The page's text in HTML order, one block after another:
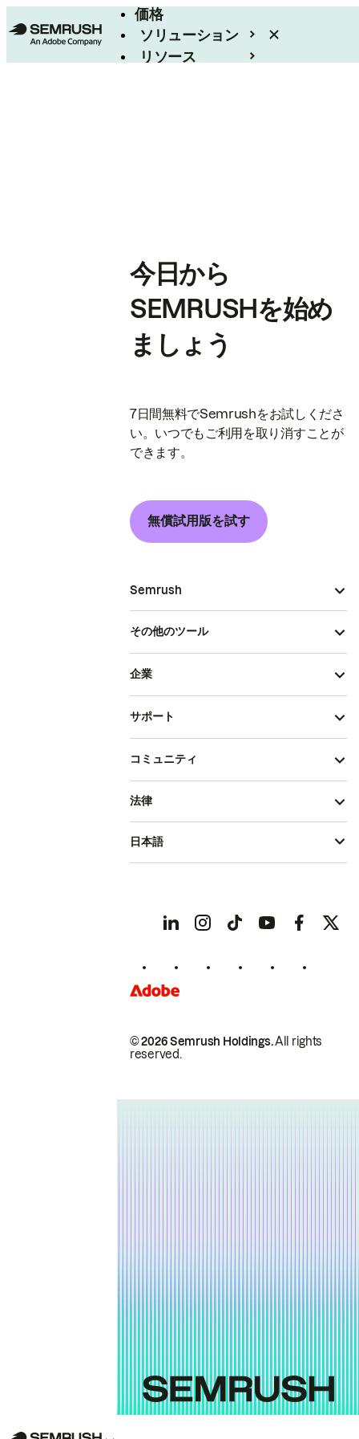
価格
ソリューション
リソース
今日から
SEMRUSHを始め
ましょう
7日間無料でSemrushをお試しくださ
い。いつでもご利用を取り消すことが
できます。
無償試用版を試す
Semrush
その他のツール
企業
サポート
コミュニティ
© 2026 Semrush Holdings.All rights
reserved.
法律
日本語